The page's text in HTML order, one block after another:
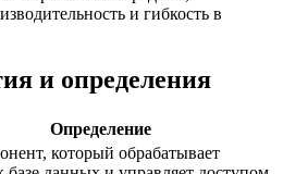
и гибкость в
и определения
Определение
который обрабатывает